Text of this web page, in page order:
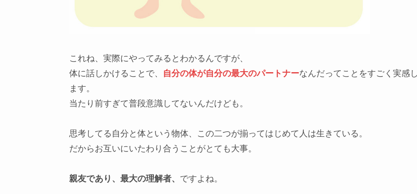
これね、実際にやってみるとわかるんですが、
体に話しかけることで、
自分の体が自分の最大のパートナーなんだってことをすごく実感し
ます。
当たり前すぎて普段意識してないんだけども。
思考してる自分と体という物体、この二つが揃ってはじめて人は生きている。
だからお互いにいたわり合うことがとても大事。
親友であり、最大の理解者、 ですよね。